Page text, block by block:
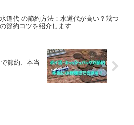
水道代 の節約方法：水道代が高い？幾つ
の節約コツを紹介します
節約、本当